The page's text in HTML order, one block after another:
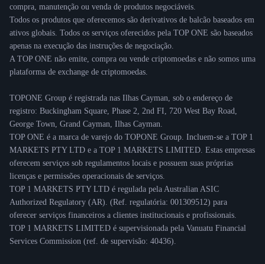
compra, manutenção ou venda de produtos negociáveis.
Todos os produtos que oferecemos são derivativos de balcão baseados em
ativos globais. Todos os serviços oferecidos pela TOP ONE são baseados
apenas na execução das instruções de negociação.
A TOP ONE não emite, compra ou vende criptomoedas e não somos uma
plataforma de exchange de criptomoedas.
TOPONE Group é registrada nas Ilhas Cayman, sob o endereço de
registro: Buckingham Square, Phase 2, 2nd FI, 720 West Bay Road,
George Town, Grand Cayman, Ilhas Cayman.
TOP ONE é a marca de varejo do TOPONE Group. Incluem-se a TOP 1
MARKETS PTY LTD e a TOP 1 MARKETS LIMITED. Estas empresas
oferecem serviços sob regulamentos locais e possuem suas próprias
licenças e permissões operacionais de serviços.
TOP 1 MARKETS PTY LTD é regulada pela Australian ASIC
Authorized Regulatory (AR). (Ref. regulatória: 001309512) para
oferecer serviços financeiros a clientes institucionais e profissionais.
TOP 1 MARKETS LIMITED é supervisionada pela Vanuatu Financial
Services Commission (ref. de supervisão: 40436).